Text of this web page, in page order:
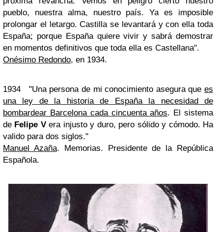
pueblo, nuestra alma, nuestro país. Ya es imposible
prolongar el letargo. Castilla se levantará y con ella toda
España; porque España quiere vivir y sabrá demostrar
en momentos definitivos que toda ella es Castellana".
Onésimo Redondo, en 1934.
1934 "Una persona de mi conocimiento asegura que es
una ley de la historia de España la necesidad de
bombardear Barcelona cada cincuenta años. El sistema
de Felipe Vera injusto y duro, pero sólido y cómodo. Ha
valido para dos siglos."
Manuel Azaña. Memorias. Presidente de la República
Española.